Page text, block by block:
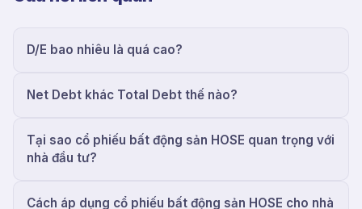
D/E bao nhiêu là quá cao?
Net Debt khác Total Debt thế nào?
Tại sao cổ phiếu bất động sản HOSE quan trọng với
nhà đầu tư?
Cách áp dụng cổ phiếu bất động sản HOSE cho nhà